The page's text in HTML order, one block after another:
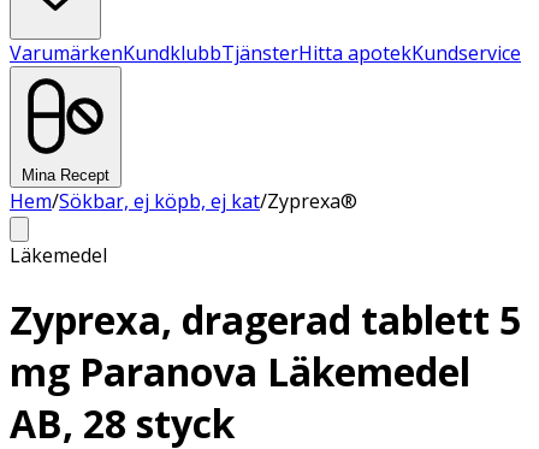
VarumärkenKundklubbTjänsterHitta apotekKundservice
Mina Recept
Hem/Sökbar, ej köpb, ej kat/Zyprexa®
Läkemedel
Zyprexa, dragerad tablett 5
mg Paranova Läkemedel
AB, 28 styck